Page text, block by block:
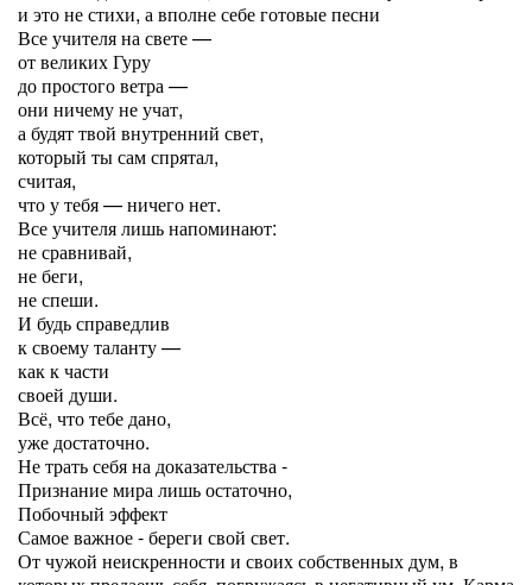
и это не стихи, а вполне себе готовые песни
Все учителя на свете —
от великих Гуру
до простого ветра —
они ничему не учат,
а будят твой внутренний свет,
который ты сам спрятал,
считая,
что у тебя — ничего нет.
Все учителя лишь напоминают:
не сравнивай,
не беги,
не спеши.
И будь справедлив
к своему таланту —
как к части
своей души.
Всё, что тебе дано,
уже достаточно.
Не трать себя на доказательства -
Признание мира лишь остаточно,
Побочный эффект
Самое важное - береги свой свет.
От чужой неискренности и своих собственных дум, в